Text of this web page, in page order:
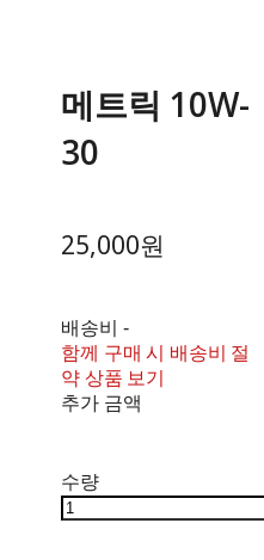
메트릭 10W-
30
25,000원
배송비 -
함께 구매 시 배송비 절
약 상품 보기
추가 금액
수량